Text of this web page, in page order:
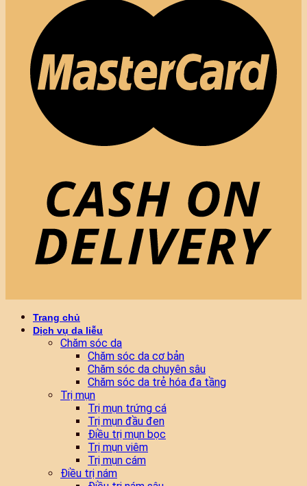
Trang chủ
Dịch vụ da liễu
Chăm sóc da
Chăm sóc da cơ bản
Chăm sóc da chuyên sâu
Chăm sóc da trẻ hóa đa tầng
Trị mụn
Trị mụn trứng cá
Trị mụn đầu đen
Điều trị mụn bọc
Trị mụn viêm
Trị mụn cám
Điều trị nám